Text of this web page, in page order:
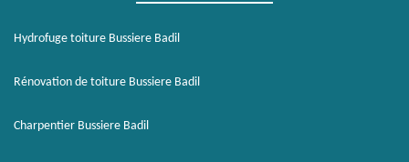
Hydrofuge toiture Bussiere Badil
Rénovation de toiture Bussiere Badil
Charpentier Bussiere Badil